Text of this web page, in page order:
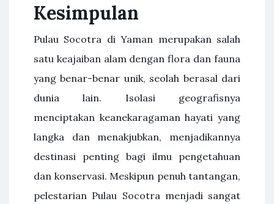
Kesimpulan
Pulau Socotra di Yaman merupakan salah
satu keajaiban alam dengan flora dan fauna
yang benar-benar unik, seolah berasal dari
dunia lain. Isolasi geografisnya
menciptakan keanekaragaman hayati yang
langka dan menakjubkan, menjadikannya
destinasi penting bagi ilmu pengetahuan
dan konservasi. Meskipun penuh tantangan,
pelestarian Pulau Socotra menjadi sangat